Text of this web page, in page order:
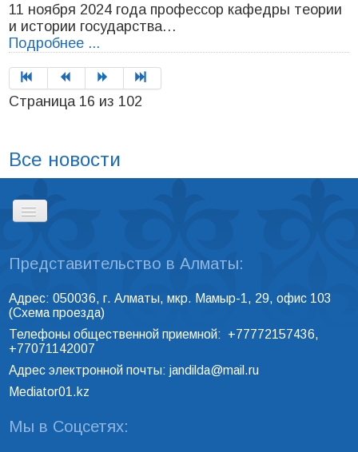
11 ноября 2024 года профессор кафедры теории
и истории государства…
Подробнее ...
Страница 16 из 102
Все новости
ГЛАВНАЯ
РЕЕСТР ПРОФЕССИОНАЛЬНЫХ
МЕДИАТОРОВ
Представительство в Алматы:
Адрес: 050036, г. Алматы, мкр. Мамыр-1, 29, офис 103
(Схема проезда)
Телефоны общественной приемной: +77772157436,
+77071142007
Адрес электронной почты:jandilda@mail.ru
Mediator01.kz
Мы в Соцсетях: